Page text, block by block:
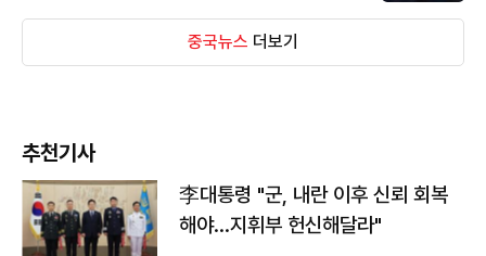
중국뉴스 더보기
추천기사
李대통령 "군, 내란 이후 신뢰 회복
해야…지휘부 헌신해달라"